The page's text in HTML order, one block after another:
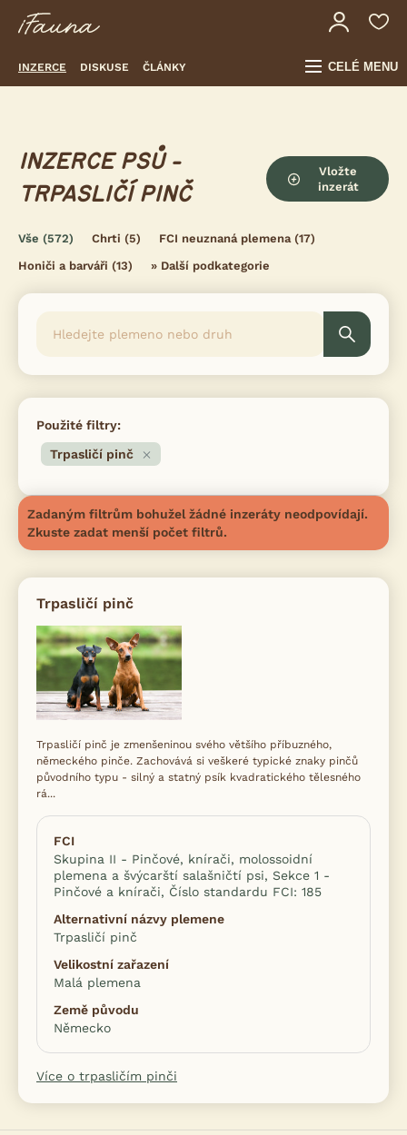
INZERCE DISKUSE ČLÁNKY CELÉ MENU
INZERCE PSŮ -
TRPASLIČÍ PINČ
Vložte
inzerát
Vše (572) Chrti (5) FCI neuznaná plemena(17)
Honiči a barváři (13) » Další podkategorie
Použité filtry:
Trpasličí pinč
Zadaným filtrům bohužel žádné inzeráty neodpovídají.
Zkuste zadat menší počet filtrů.
Trpasličí pinč
Trpasličí pinč je zmenšeninou svého většího příbuzného,
německého pinče. Zachovává si veškeré typické znaky pinčů
původního typu - silný a statný psík kvadratického tělesného
rá...
FCI
Skupina II - Pinčové, knírači, molossoidní
plemena a švýcarští salašničtí psi, Sekce 1 -
Pinčové a knírači, Číslo standardu FCI: 185
Alternativní názvy plemene
Trpasličí pinč
Velikostní zařazení
Malá plemena
Země původu
Německo
Více o trpasličím pinči